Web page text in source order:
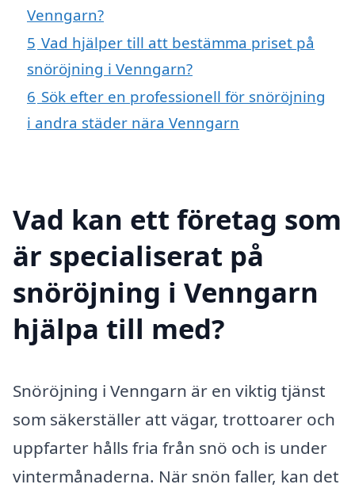
Venngarn?
5 Vad hjälper till att bestämma priset på
snöröjning i Venngarn?
6 Sök efter en professionell för snöröjning
i andra städer nära Venngarn
Vad kan ett företag som
är specialiserat på
snöröjning i Venngarn
hjälpa till med?
Snöröjning i Venngarn är en viktig tjänst
som säkerställer att vägar, trottoarer och
uppfarter hålls fria från snö och is under
vintermånaderna. När snön faller, kan det